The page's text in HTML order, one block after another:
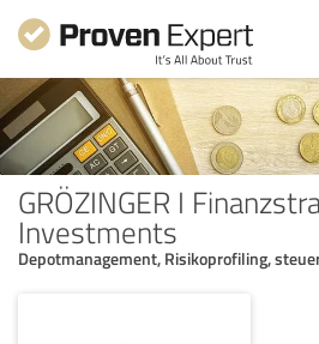
GRÖZINGER I
Investments
Depotmanagement, Risikoprofiling,